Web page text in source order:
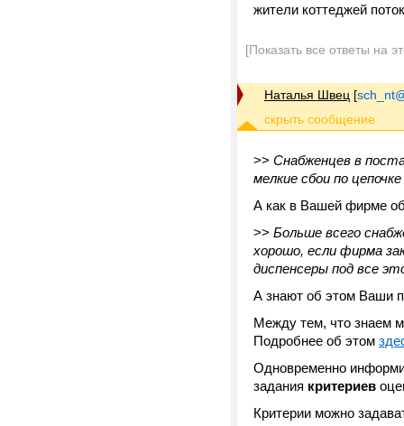
жители коттеджей
[Показать все ответы на
Наталья Швец [
>> Снабженцев в
мелкие сбои по
А как в Вашей фирме
>> Больше всего
хорошо, если фирма
диспенсеры под все
А знают об этом Ваши
Между тем, что знаем
Подробнее об этом
Одновременно
задания критериев
Критерии можно